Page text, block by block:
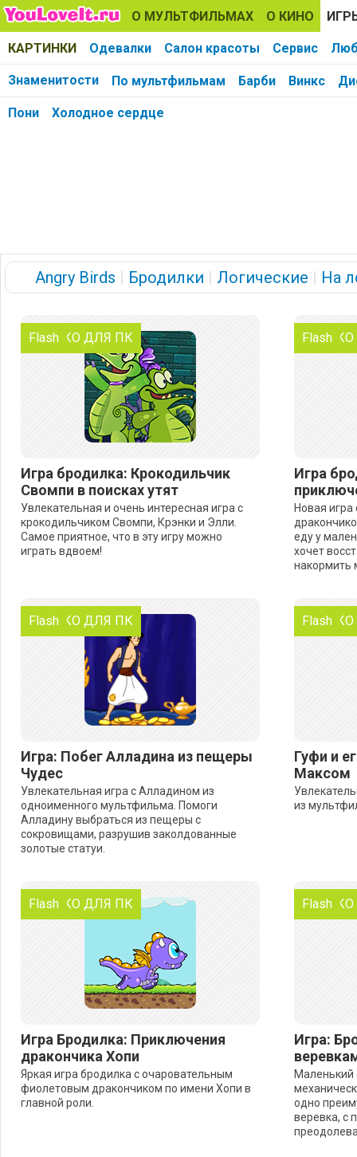
О МУЛЬТФИЛЬМАХ О КИНО
КАРТИНКИ Одевалки Салон красоты Сервис
Знаменитости По мультфильмам Барби Винкс
Пони Холодное сердце
Angry Birds | Бродилки | Логические | На
ТОЛЬКО ДЛЯ ПК
Flash
Игра бродилка: Крокодильчик
Свомпи в поисках утят
Увлекательная и очень интересная игра с
крокодильчиком Свомпи, Крэнки и Элли.
Самое приятное, что в эту игру можно
играть вдвоем!
Flash
Игра
Новая
еду у
хочет
накормить
ТОЛЬКО ДЛЯ ПК
Flash
Игра: Побег Алладина из пещеры
Чудес
Увлекательная игра с Алладином из
одноименного мультфильма. Помоги
Алладину выбраться из пещеры с
сокровищами, разрушив заколдованные
золотые статуи.
Flash
Гуфи и
Максом
из
ТОЛЬКО ДЛЯ ПК
Flash
Игра Бродилка: Приключения
дракончика Хопи
Яркая игра бродилка с очаровательным
фиолетовым дракончиком по имени Хопи в
главной роли.
Flash
Игра:
Маленький
одно
веревка, с